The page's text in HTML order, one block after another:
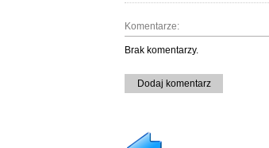
Komentarze:
Brak komentarzy.
Dodaj komentarz